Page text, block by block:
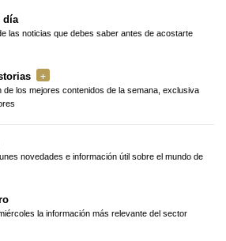
día
las noticias que debes saber antes de acostarte
de los mejores contenidos de la semana, exclusiva
novedades e información útil sobre el mundo de
la información más relevante del sector